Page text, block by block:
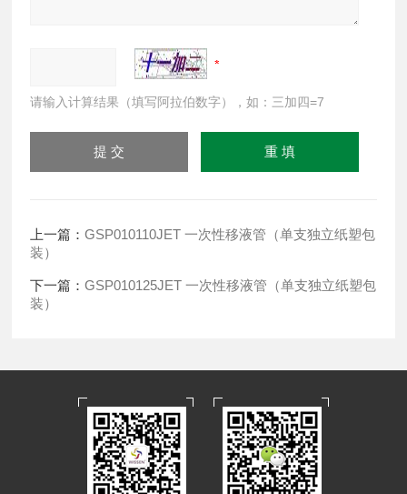
请输入计算结果（填写阿拉伯数字），如：三加四=7
上一篇：GSP010110JET 一次性移液管（单支独立纸塑包
装）
下一篇：GSP010125JET 一次性移液管（单支独立纸塑包
装）